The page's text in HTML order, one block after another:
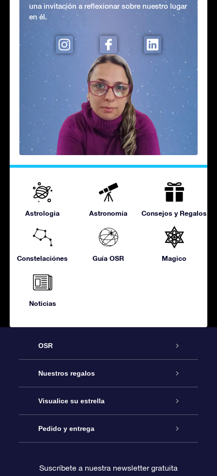
una invitación a reflexionar sobre nuestro lugar
en él.
Astrologia Astronomía Consejos y Regalos
Constelaciónes Guía OSR Magico
Noticias
OSR
Atención
Contáctanos
Blog
Nuestros regalos
Regalo Estrella Online
Paquete de Regalo OSR
Visualice su estrella
Registro estelar
Pedido y entrega
Suscríbete a nuestra newsletter gratuita